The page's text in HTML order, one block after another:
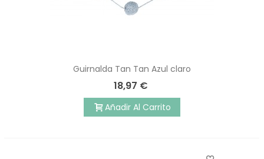
Guirnalda Tan Tan Azul claro
18,97 €
Añadir Al Carrito